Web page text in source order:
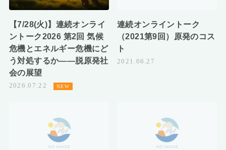
【7/28(火)】連続オンライ
ントーク2026 第2回 気候
危機とエネルギー危機にど
う対処するか――脱原発社
会の展望
2026.07.22
連続オンライントーク
（2021第9回）原発のコス
ト
2021.06.27